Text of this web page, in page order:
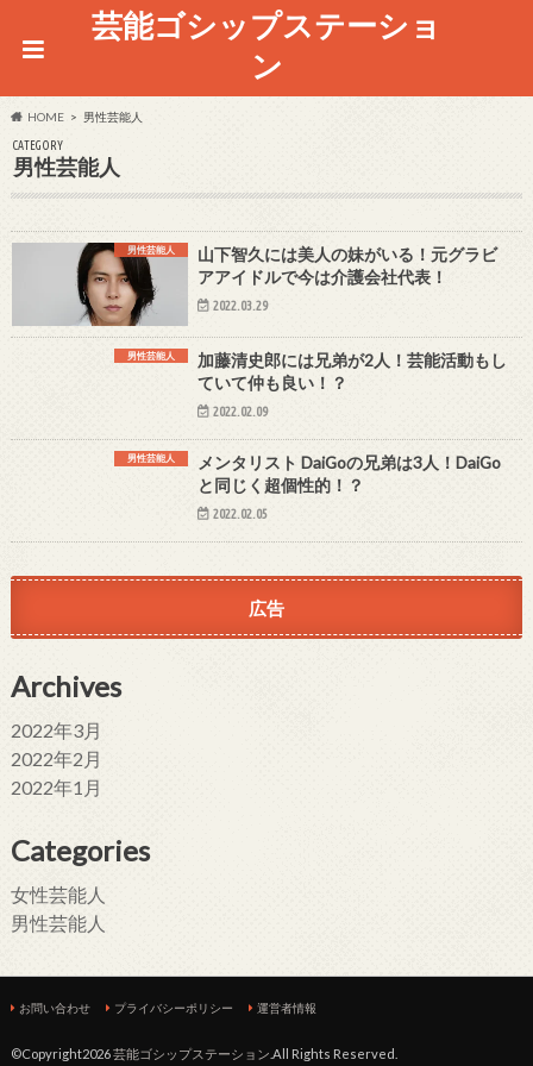
芸能ゴシップステーショ
ン
HOME 男性芸能人
CATEGORY
男性芸能人
男性芸能人
山下智久には美人の妹がいる！元グラビ
アアイドルで今は介護会社代表！
2022.03.29
男性芸能人
加藤清史郎には兄弟が2人！芸能活動もし
ていて仲も良い！？
2022.02.09
男性芸能人
メンタリスト DaiGoの兄弟は3人！DaiGo
と同じく超個性的！？
2022.02.05
広告
Archives
2022年3月
2022年2月
2022年1月
Categories
女性芸能人
男性芸能人
お問い合わせ プライバシーポリシー 運営者情報
©Copyright2026芸能ゴシップステーション .All Rights Reserved.